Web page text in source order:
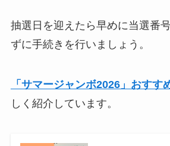
抽選日を迎えたら早めに当選番
ずに手続きを行いましょう。
「サマージャンボ2026」おすす
しく紹介しています。